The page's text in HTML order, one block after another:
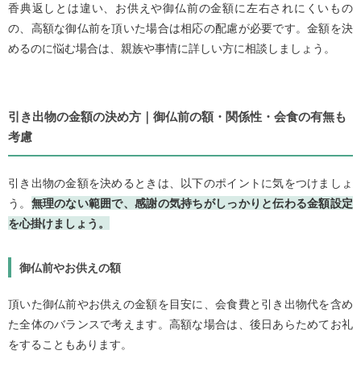
香典返しとは違い、お供えや御仏前の金額に左右されにくいもの
の、高額な御仏前を頂いた場合は相応の配慮が必要です。金額を決
めるのに悩む場合は、親族や事情に詳しい方に相談しましょう。
引き出物の金額の決め方｜御仏前の額・関係性・会食の有無も
考慮
引き出物の金額を決めるときは、以下のポイントに気をつけましょ
う。 無理のない範囲で、感謝の気持ちがしっかりと伝わる金額設定
を心掛けましょう。
御仏前やお供えの額
頂いた御仏前やお供えの金額を目安に、会食費と引き出物代を含め
た全体のバランスで考えます。高額な場合は、後日あらためてお礼
をすることもあります。